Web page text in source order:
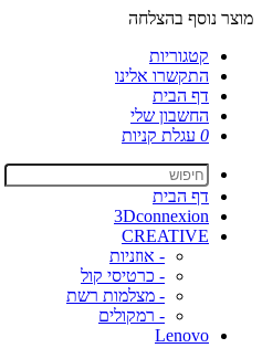
מוצר נוסף בהצלחה
קטגוריות
התקשרו אלינו
דף הבית
החשבון שלי
0 עגלת קניות
דף הבית
3Dconnexion
CREATIVE
- אוזניות
- כרטיסי קול
- מצלמות רשת
- רמקולים
Lenovo